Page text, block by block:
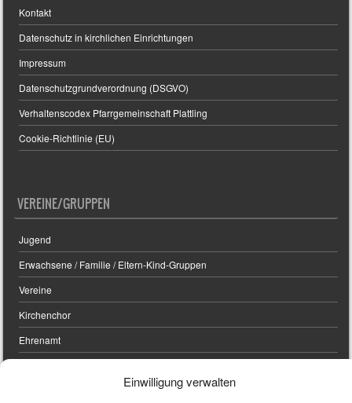
Einwilligung verwalten
Kontakt
Datenschutz in kirchlichen Einrichtungen
Impressum
Datenschutzgrundverordnung (DSGVO)
Verhaltenscodex Pfarrgemeinschaft Plattling
Cookie-Richtlinie (EU)
VEREINE/GRUPPEN
Jugend
Erwachsene / Familie / Eltern-Kind-Gruppen
Vereine
Kirchenchor
Ehrenamt